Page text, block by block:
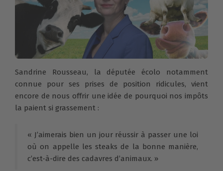
Sandrine Rousseau, la députée écolo notamment
connue pour ses prises de position ridicules, vient
encore de nous offrir une idée de pourquoi nos impôts
la paient si grassement :
« J’aimerais bien un jour réussir à passer une loi
où on appelle les steaks de la bonne manière,
c’est-à-dire des cadavres d’animaux. »